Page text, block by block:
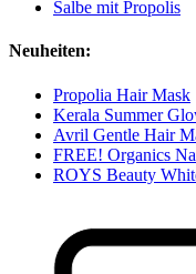
Salbe mit Propolis
Neuheiten:
Propolia Hair Mask
Kerala Summer
Avril Gentle Hair
FREE! Organics
ROYS Beauty